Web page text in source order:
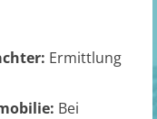
Ermittlung
Bei